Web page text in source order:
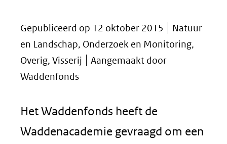
Gepubliceerd op 12 oktober 2015
Natuur
en Landschap, Onderzoek en Monitoring,
Overig, Visserij
Aangemaakt door
Waddenfonds
Het Waddenfonds heeft de
Waddenacademie gevraagd om een